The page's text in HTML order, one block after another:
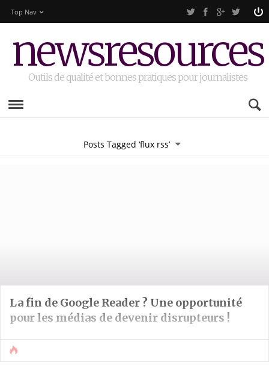
Top Nav
newsresources
Outils de qualité et bonnes pratiques pour journalistes
Posts Tagged ‘flux rss’
La fin de Google Reader ? Une opportunité
pour les médias de devenir disrupteurs !